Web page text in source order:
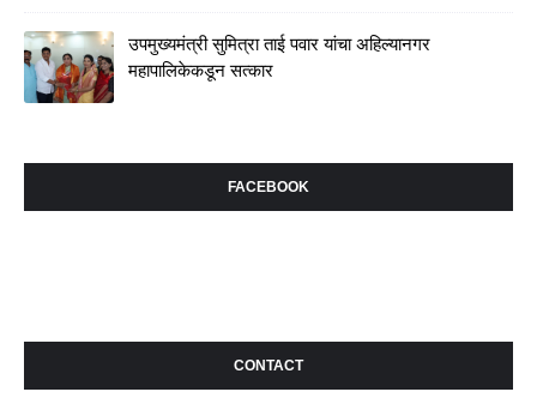
उपमुख्यमंत्री सुमित्रा ताई पवार यांचा अहिल्यानगर
महापालिकेकडून सत्कार
FACEBOOK
CONTACT